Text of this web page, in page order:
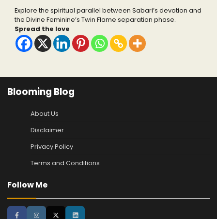
Explore the spiritual parallel between Sabari’s devotion and
the Divine Feminine’s Twin Flame separation phase.
Spread the love
Blooming Blog
About Us
Disclaimer
Privacy Policy
Terms and Conditions
Follow Me